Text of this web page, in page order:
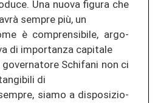
Una nuova fi­gu­ra che
sem­pre più, un
è com­pren­si­bi­le, ar­go­
di im­por­tan­za ca­pi­ta­le
Schi­fa­ni non ci
di
siamo a dis­po­si­zio­